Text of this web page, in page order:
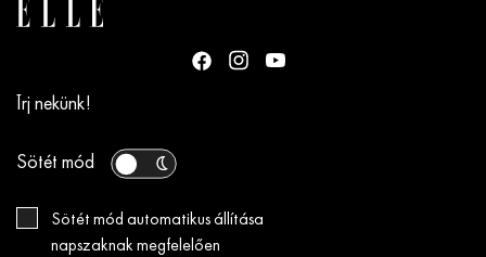
Írj nekünk!
Sötét mód
Sötét mód automatikus állítása
napszaknak megfelelően